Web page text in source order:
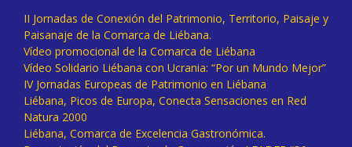
II Jornadas de Conexión del Patrimonio, Territorio, Paisaje y
Paisanaje de la Comarca de Liébana.
Vídeo promocional de la Comarca de Liébana
Vídeo Solidario Liébana con Ucrania: “Por un Mundo Mejor”
IV Jornadas Europeas de Patrimonio en Liébana
Liébana, Picos de Europa, Conecta Sensaciones en Red
Natura 2000
Liébana, Comarca de Excelencia Gastronómica.